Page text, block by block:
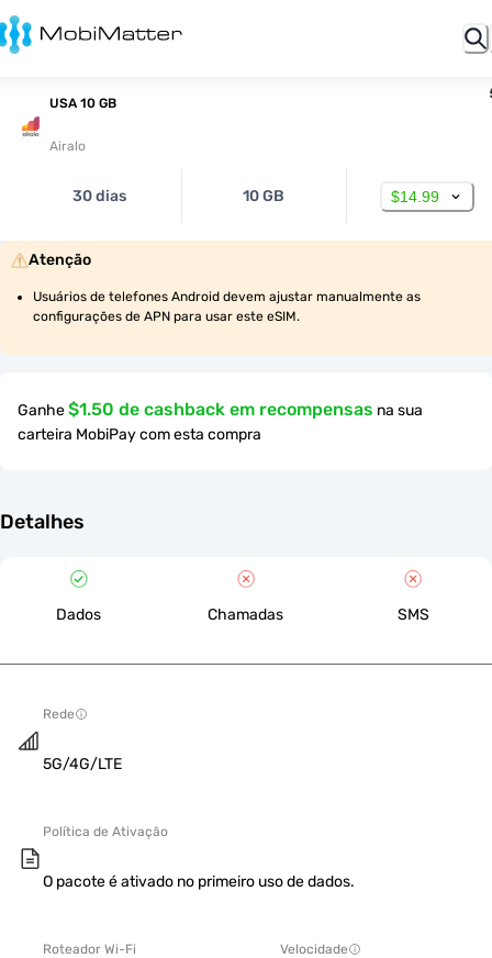
USA 10 GB
Airalo
30 dias 10 GB $14.99
Atenção
Usuários de telefones Android devem ajustar manualmente as
configurações de APN para usar este eSIM.
Ganhe$1.50 de cashback em recompensas na sua
carteira MobiPay com esta compra
Detalhes
Dados Chamadas SMS
Rede
5G/4G/LTE
Política de Ativação
O pacote é ativado no primeiro uso de dados.
Roteador Wi-Fi Velocidade